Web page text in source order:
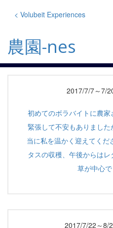
< Volubeit Experiences
農園-nes
2017/7/7～7/
初めてのボラバイトに農家
緊張して不安もありまし
当に私を温かく迎えてく
タスの収穫、午後からは
草が中心
2017/7/22～8/